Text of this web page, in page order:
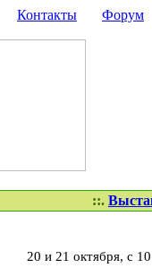
Контакты Форум
::.
20 и 21 октября, с